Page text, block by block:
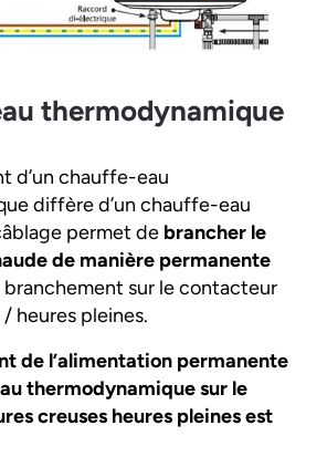
thermodynamique
d’un chauffe-eau
diffère d’un chauffe-eau
permet de brancher le
de manière permanente
branchement sur le contacteur
heures pleines.
de l’alimentation permanente
thermodynamique sur le
creuses heures pleines est